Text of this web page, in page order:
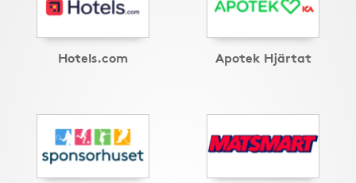
Hotels.com Apotek Hjärtat